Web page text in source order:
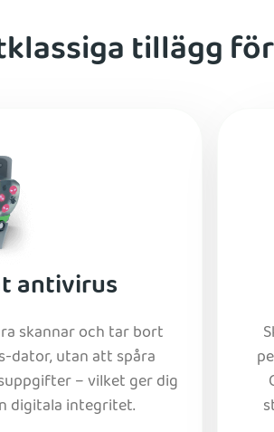
tillägg
antivirus
skannar och tar bort
dator, utan att spåra
– vilket ger dig
digitala integritet.